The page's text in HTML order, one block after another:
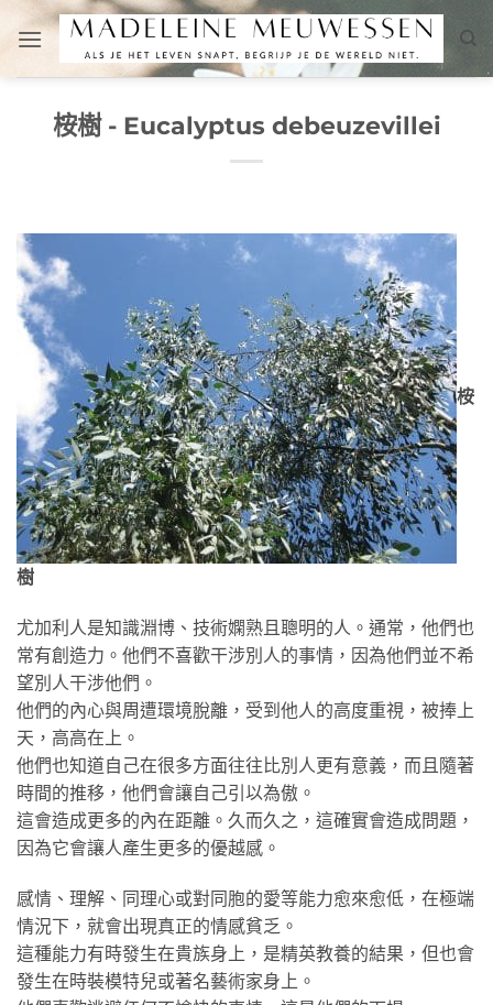
content
桉樹 - Eucalyptus debeuzevillei
桉
樹
尤加利人是知識淵博、技術嫻熟且聰明的人。通常，他們也
常有創造力。他們不喜歡干涉別人的事情，因為他們並不希
望別人干涉他們。
他們的內心與周遭環境脫離，受到他人的高度重視，被捧上
天，高高在上。
他們也知道自己在很多方面往往比別人更有意義，而且隨著
時間的推移，他們會讓自己引以為傲。
這會造成更多的內在距離。久而久之，這確實會造成問題，
因為它會讓人產生更多的優越感。
感情、理解、同理心或對同胞的愛等能力愈來愈低，在極端
情況下，就會出現真正的情感貧乏。
這種能力有時發生在貴族身上，是精英教養的結果，但也會
發生在時裝模特兒或著名藝術家身上。